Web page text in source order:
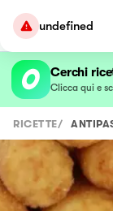
undefined
Cerchi
Clicca qui e
RICETTE/